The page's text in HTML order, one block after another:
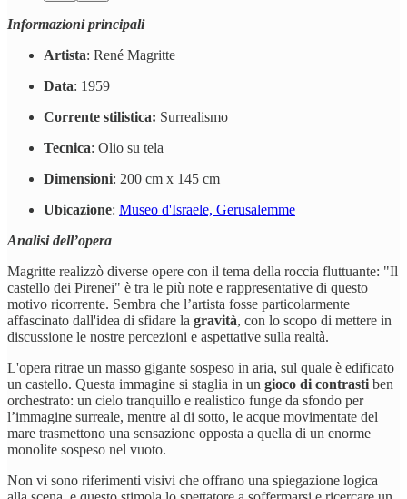
Informazioni principali
Artista: René Magritte
Data: 1959
Corrente stilistica: Surrealismo
Tecnica: Olio su tela
Dimensioni: 200 cm x 145 cm
Ubicazione: Museo d'Israele, Gerusalemme
Analisi dell’opera
Magritte realizzò diverse opere con il tema della roccia fluttuante: "Il
castello dei Pirenei" è tra le più note e rappresentative di questo
motivo ricorrente. Sembra che l’artista fosse particolarmente
affascinato dall'idea di sfidare la gravità, con lo scopo di mettere in
discussione le nostre percezioni e aspettative sulla realtà.
L'opera ritrae un masso gigante sospeso in aria, sul quale è edificato
un castello. Questa immagine si staglia in un gioco di contrasti ben
orchestrato: un cielo tranquillo e realistico funge da sfondo per
l’immagine surreale, mentre al di sotto, le acque movimentate del
mare trasmettono una sensazione opposta a quella di un enorme
monolite sospeso nel vuoto.
Non vi sono riferimenti visivi che offrano una spiegazione logica